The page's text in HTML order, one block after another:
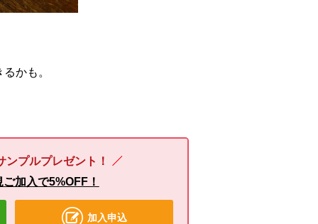
かも。
ンプルプレゼント！
加入で5%OFF！
加入申込